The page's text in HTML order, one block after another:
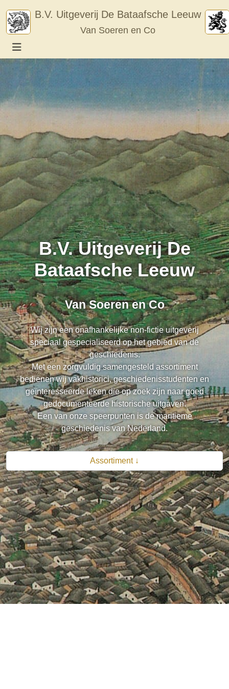
content
B.V. Uitgeverij De Bataafsche Leeuw
Van Soeren en Co
B.V. Uitgeverij De
Bataafsche Leeuw
Van Soeren en Co
Wij zijn een onafhankelijke non-fictie uitgeverij
speciaal gespecialiseerd op het gebied van de
geschiedenis.
Met een zorgvuldig samengesteld assortiment
bedienen wij vakhistorici, geschiedenisstudenten en
geïnteresseerde leken die op zoek zijn naar goed
gedocumenteerde historische uitgaven.
Een van onze speerpunten is de maritieme
geschiedenis van Nederland.
Assortiment ↓